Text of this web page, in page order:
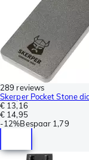
289 reviews
Skerper Pocket Stone
€ 13,16
€ 14,95
-12%Bespaar 1,79